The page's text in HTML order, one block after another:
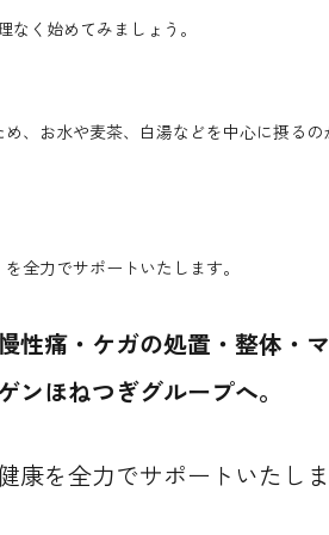
く始めてみましょう。
、お水や麦茶、白湯などを中心に摂るの
全力でサポートいたします。
性痛・ケガの処置・整体・マ
ほねつぎグループへ。
康を全力でサポートいたしま